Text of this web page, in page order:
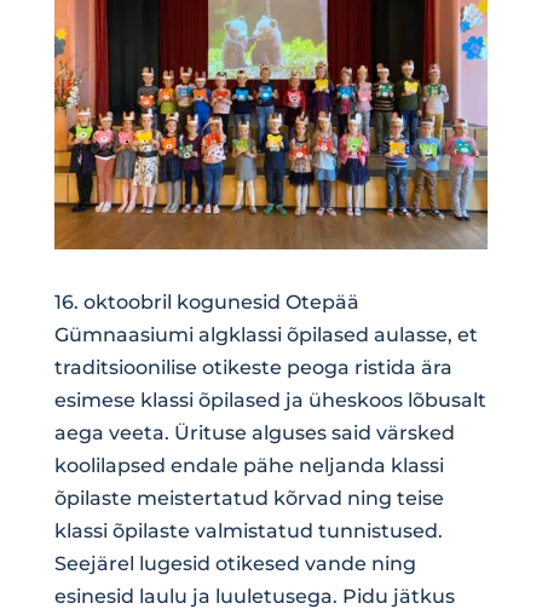
16. oktoobril kogunesid Otepää
Gümnaasiumi algklassi õpilased aulasse, et
traditsioonilise otikeste peoga ristida ära
esimese klassi õpilased ja üheskoos lõbusalt
aega veeta. Ürituse alguses said värsked
koolilapsed endale pähe neljanda klassi
õpilaste meistertatud kõrvad ning teise
klassi õpilaste valmistatud tunnistused.
Seejärel lugesid otikesed vande ning
esinesid laulu ja luuletusega. Pidu jätkus